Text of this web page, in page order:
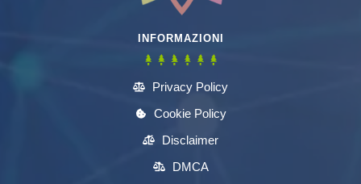
INFORMAZIONI
Privacy Policy
Cookie Policy
Disclaimer
DMCA